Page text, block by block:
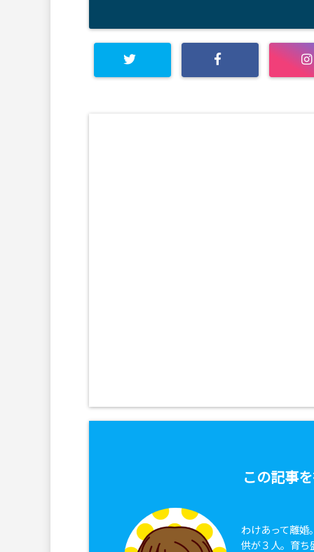
この記事
わけあって離婚
供が３人。育ち